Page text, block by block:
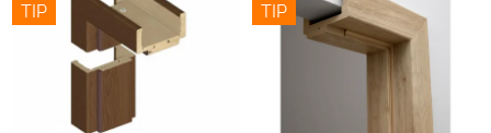
TIP
TIP